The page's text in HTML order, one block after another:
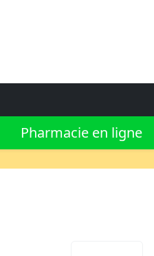
Pharmacie en ligne